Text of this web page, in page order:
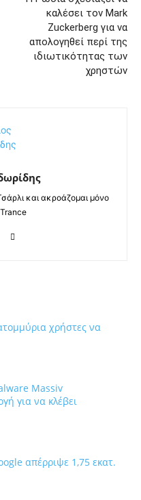
καλέσει τον Mark
Zuckerberg για να
απολογηθεί περί της
ιδιωτικότητας των
χρηστών
και ακροάζομαι μόνο
χρήστες να
Massiv
για να κλέβει
απέρριψε 1,75 εκατ.